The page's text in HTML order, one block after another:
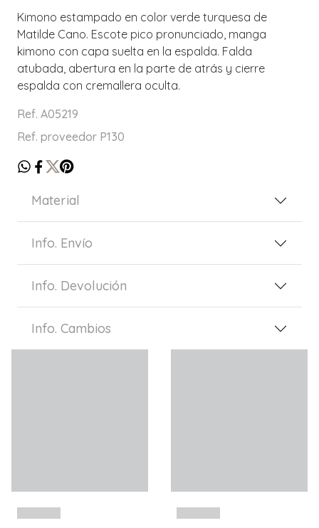
Kimono estampado en color verde turquesa de
Matilde Cano. Escote pico pronunciado, manga
kimono con capa suelta en la espalda. Falda
atubada, abertura en la parte de atrás y cierre
espalda con cremallera oculta.
Ref. A05219
Ref. proveedor P130
Material
Info. Envío
Info. Devolución
Info. Cambios